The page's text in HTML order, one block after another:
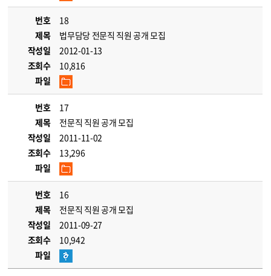
번호
18
제목
법무담당 전문직 직원 공개 모집
작성일
2012-01-13
조회수
10,816
파일
번호
17
제목
전문직 직원 공개 모집
작성일
2011-11-02
조회수
13,296
파일
번호
16
제목
전문직 직원 공개 모집
작성일
2011-09-27
조회수
10,942
파일